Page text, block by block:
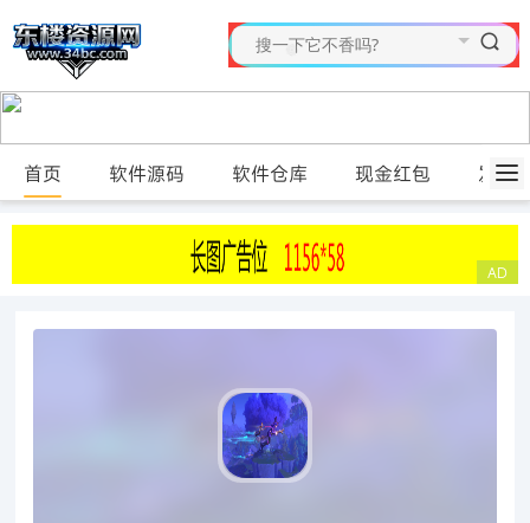
首页 软件源码 软件仓库 现金红包 发布